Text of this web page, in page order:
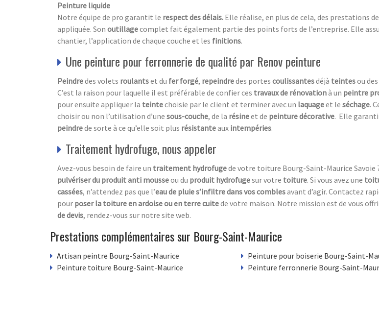
Peinture liquide
Notre équipe de pro garantit le respect des délais. Elle réalise, en plus de cela, des prestations
appliquée. Son outillagecomplet fait également partie des points forts de l’entreprise. Elle
chantier, l’application de chaque couche et les finitions.
Une peinture pour ferronnerie de qualité par Renov peinture
Peindredes volets roulantset du fer forgé, repeindredes portes coulissantesdéjà teintesou des
C’est la raison pour laquelle il est préférable de confier ces travaux de rénovationà un peintre
pour ensuite appliquer la teintechoisie par le client et terminer avec un laquageet le séchage.
choisir ou non l’utilisation d’une sous-couche, de la résineet de peinture décorative. Elle
peindrede sorte à ce qu’elle soit plus résistanteaux intempéries.
Traitement hydrofuge, nous appeler
Avez-vous besoin de faire un traitement hydrofugede votre toiture Bourg-Saint-Maurice Savoie
pulvériser du produit anti mousseou du produit hydrofugesur votre toiture. Si vous avez une
cassées, n’attendez pas que l’eau de pluie s’infiltre dans vos comblesavant d’agir. Contactez
pour poser la toiture en ardoise ou en terre cuitede votre maison. Notre mission est de vous
de devis, rendez-vous sur notre site web.
Prestations complémentaires sur Bourg-Saint-Maurice
Artisan peintre Bourg-Saint-Maurice
Peinture toiture Bourg-Saint-Maurice
Peinture pour boiserie Bourg-Saint-
Peinture ferronnerie Bourg-Saint-